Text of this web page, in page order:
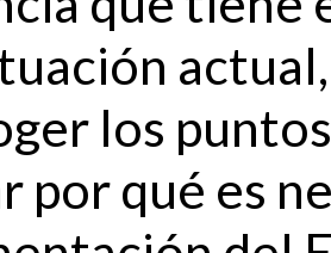
los
por qué es